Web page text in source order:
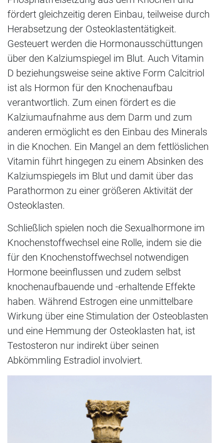
fördert gleichzeitig deren Einbau, teilweise durch
Herabsetzung der Osteoklastentätigkeit.
Gesteuert werden die Hormonausschüttungen
über den Kalziumspiegel im Blut. Auch Vitamin
D beziehungsweise seine aktive Form Calcitriol
ist als Hormon für den Knochenaufbau
verantwortlich. Zum einen fördert es die
Kalziumaufnahme aus dem Darm und zum
anderen ermöglicht es den Einbau des Minerals
in die Knochen. Ein Mangel an dem fettlöslichen
Vitamin führt hingegen zu einem Absinken des
Kalziumspiegels im Blut und damit über das
Parathormon zu einer größeren Aktivität der
Osteoklasten.
Schließlich spielen noch die Sexualhormone im
Knochenstoffwechsel eine Rolle, indem sie die
für den Knochenstoffwechsel notwendigen
Hormone beeinflussen und zudem selbst
knochenaufbauende und -erhaltende Effekte
haben. Während Estrogen eine unmittelbare
Wirkung über eine Stimulation der Osteoblasten
und eine Hemmung der Osteoklasten hat, ist
Testosteron nur indirekt über seinen
Abkömmling Estradiol involviert.